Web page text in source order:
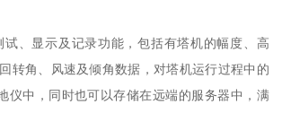
试、显示及记录功能，包括有塔机的幅度、高
转角、风速及倾角数据，对塔机运行过程中的
仪中，同时也可以存储在远端的服务器中，满